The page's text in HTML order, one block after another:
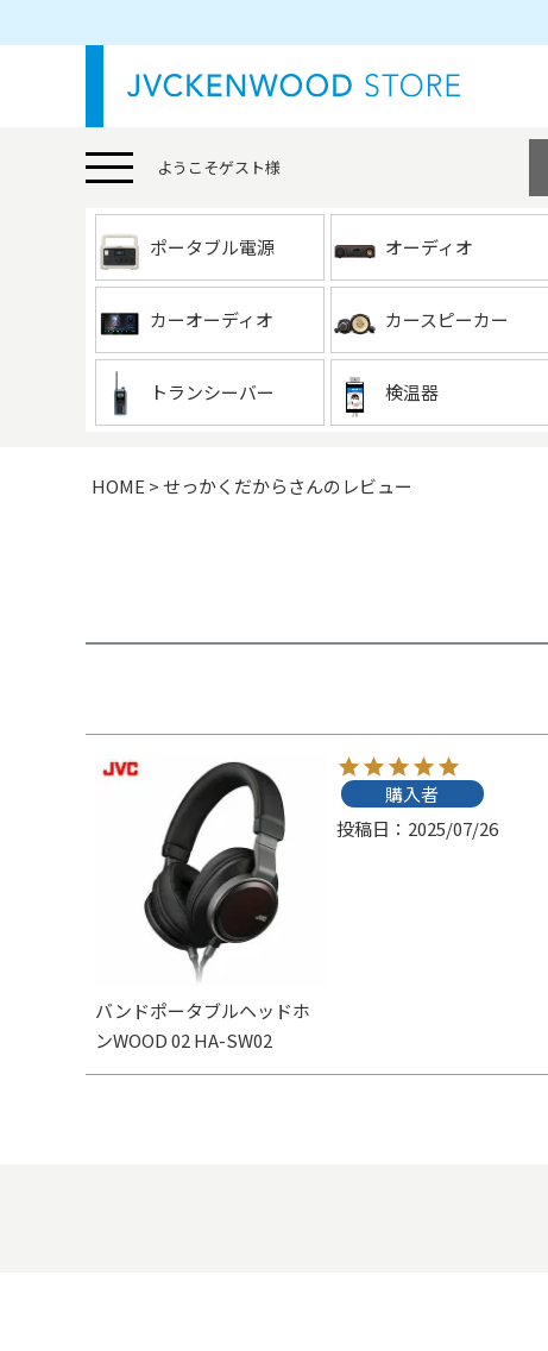
ようこそゲスト様
ポータブル電源 オーディオ
カーオーディオ カースピーカー
トランシーバー 検温器
HOME せっかくだからさんのレビュー
バンドポータブルヘッドホ
ンWOOD 02 HA-SW02
購入者
投稿日
2025/07/26